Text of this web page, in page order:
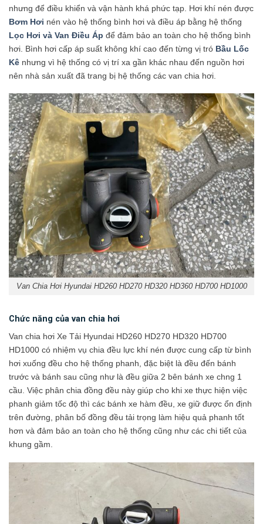
nhưng để điều khiển và vận hành khá phức tạp. Hơi khí nén được
Bơm Hơi nén vào hệ thống bình hơi và điều áp bằng hệ thống
Lọc Hơi và Van Điều Áp để đảm bảo an toàn cho hệ thống bình
hơi. Bình hơi cấp áp suất không khí cao đến từng vị tró Bầu Lốc
Kê nhưng vì hệ thống có vị trí xa gần khác nhau đến nguồn hơi
nên nhà sản xuất đã trang bị hệ thống các van chia hơi.
Van Chia Hơi Hyundai HD260 HD270 HD320 HD360 HD700 HD1000
Chức năng của van chia hơi
Van chia hơi Xe Tải Hyundai HD260 HD270 HD320 HD700
HD1000 có nhiệm vụ chia đều lực khí nén được cung cấp từ bình
hơi xuống đều cho hệ thống phanh, đặc biệt là đều đến bánh
trước và bánh sau cũng như là đều giữa 2 bên bánh xe chng 1
cầu. Việc phân chia đồng đều này giúp cho khi xe thực hiện việc
phanh giảm tốc độ thì các bánh xe hàm đều, xe giữ được ổn định
trên đường, phân bố đồng đều tải trọng làm hiệu quả phanh tốt
hơn và đảm bảo an toàn cho hệ thống cũng như các chi tiết của
khung gầm.